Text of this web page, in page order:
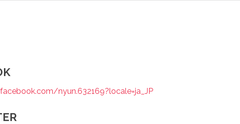
nyun.632169?locale=ja_JP